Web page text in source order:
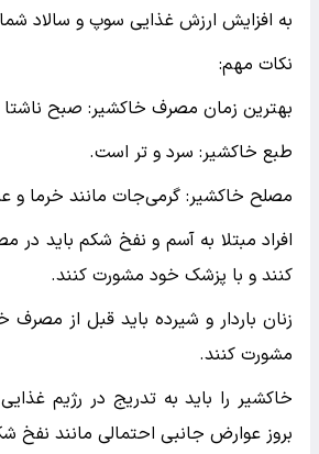
به افزایش ارزش غذایی سوپ و سالاد
نکات مهم:
بهترین زمان مصرف خاکشیر: صبح ناشتا
طبع خاکشیر: سرد و تر است.
مصلح خاکشیر: گرمی‌جات مانند خرما
افراد مبتلا به آسم و نفخ شکم باید
کنند و با پزشک خود مشورت کنند.
زنان باردار و شیرده باید قبل از
مشورت کنند.
خاکشیر را باید به تدریج در رژیم
بروز عوارض جانبی احتمالی مانند نفخ